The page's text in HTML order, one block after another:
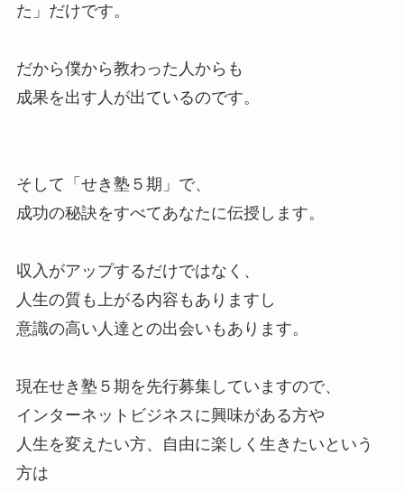
た」だけです。
だから僕から教わった人からも
成果を出す人が出ているのです。
そして「せき塾５期」で、
成功の秘訣をすべてあなたに伝授します。
収入がアップするだけではなく、
人生の質も上がる内容もありますし
意識の高い人達との出会いもあります。
現在せき塾５期を先行募集していますので、
インターネットビジネスに興味がある方や
人生を変えたい方、自由に楽しく生きたいという
方は